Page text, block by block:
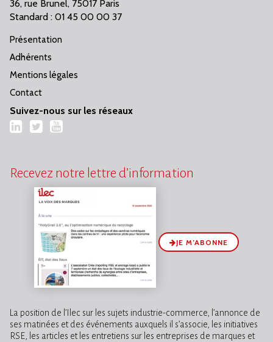
36, rue Brunel, 75017 Paris
Standard : 01 45 00 00 37
Présentation
Adhérents
Mentions légales
Contact
Suivez-nous sur les réseaux
LinkedIn
TwitterYouTube
Recevez notre lettre d’information
JE M’ABONNE
La position de l’Ilec sur les sujets industrie-commerce, l’annonce de
ses matinées et des événements auxquels il s’associe, les initiatives
RSE, les articles et les entretiens sur les entreprises de marques et